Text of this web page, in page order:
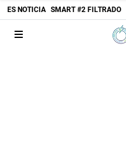
ES NOTICIA SMART #2 FILTRADO